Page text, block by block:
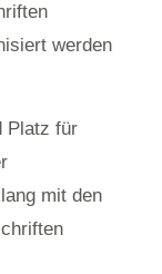
werden
Platz für
mit den